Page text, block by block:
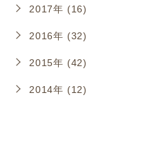
2017年 (16)
2016年 (32)
2015年 (42)
2014年 (12)